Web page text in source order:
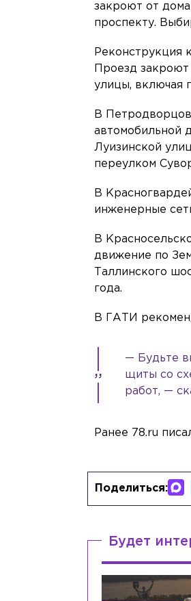
закроют от
проспекту.
Реконструкция
Проезд
улицы, включая
В
автомобильной
Луизинской
переулком
В
инженерные
В
движение по
Таллинского
года.
В ГАТИ
— Будьте
щиты со
работ, —
Ранее 78.ru
Поделиться:
Будет